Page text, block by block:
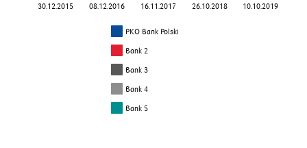
30.12.2015 08.12.2016 16.11.2017 26.10.2018 10.10.2019
PKO Bank Polski
Bank 2
Bank 3
Bank 4
Bank 5